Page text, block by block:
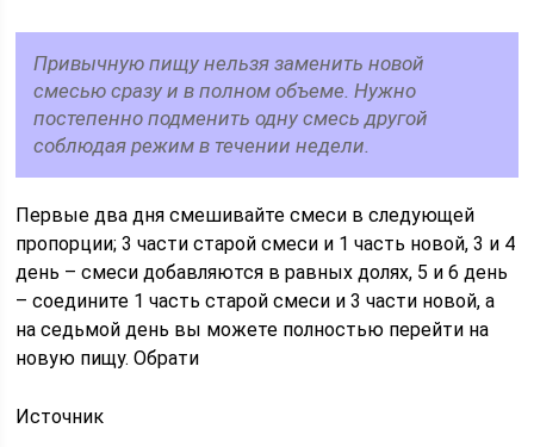
Привычную пищу нельзя заменить новой
смесью сразу и в полном объеме. Нужно
постепенно подменить одну смесь другой
соблюдая режим в течении недели.
Первые два дня смешивайте смеси в следующей
пропорции; 3 части старой смеси и 1 часть новой, 3 и 4
день – смеси добавляются в равных долях, 5 и 6 день
– соедините 1 часть старой смеси и 3 части новой, а
на седьмой день вы можете полностью перейти на
новую пищу. Обрати
Источник